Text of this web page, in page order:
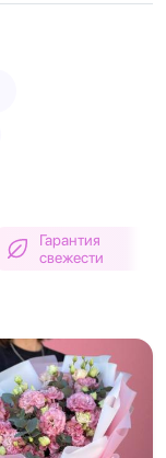
Гарантия
свежести